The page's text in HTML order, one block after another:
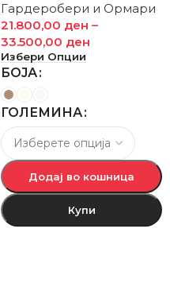
Гардеробери и Ормари
21.800,00 ден –
33.500,00 ден
Избери Опции
БОЈА
ГОЛЕМИНА
Додај во кошница
Купи